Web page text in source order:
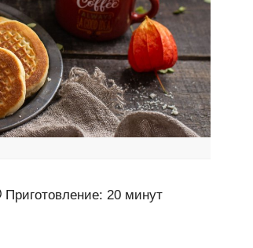
Приготовление: 20 минут